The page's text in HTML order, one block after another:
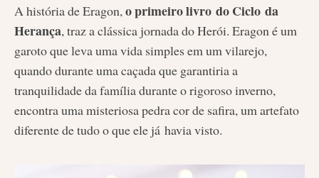
A história de Eragon, o primeiro livro do Ciclo da
Herança, traz a clássica jornada do Herói. Eragon é um
garoto que leva uma vida simples em um vilarejo,
quando durante uma caçada que garantiria a
tranquilidade da família durante o rigoroso inverno,
encontra uma misteriosa pedra cor de safira, um artefato
diferente de tudo o que ele já havia visto.